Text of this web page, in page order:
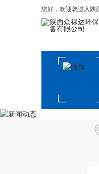
您好，欢迎您进入陕